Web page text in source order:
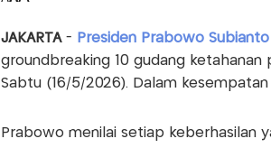
JAKARTA - Presiden Prabowo Subianto
groundbreaking 10 gudang ketahanan
Sabtu (16/5/2026). Dalam
Prabowo menilai setiap keberhasilan